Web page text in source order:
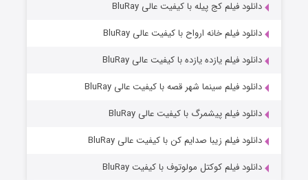
دانلود فیلم کج‌ پیله با کیفیت عالی BluRay
دانلود فیلم خانه ارواح با کیفیت عالی BluRay
دانلود فیلم یازده یازده با کیفیت عالی BluRay
دانلود فیلم سینما شهر قصه با کیفیت عالی BluRay
دانلود فیلم پیشمرگ با کیفیت عالی BluRay
دانلود فیلم زیبا صدایم کن با کیفیت عالی BluRay
دانلود فیلم کوکتل مولوتوف با کیفیت BluRay